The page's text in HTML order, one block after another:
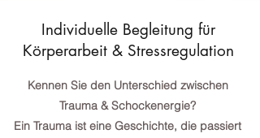
Individuelle Begleitung für
Körperarbeit & Stressregulation
Kennen Sie den Unterschied zwischen
Trauma & Schockenergie?
Ein Trauma ist eine Geschichte, die passiert